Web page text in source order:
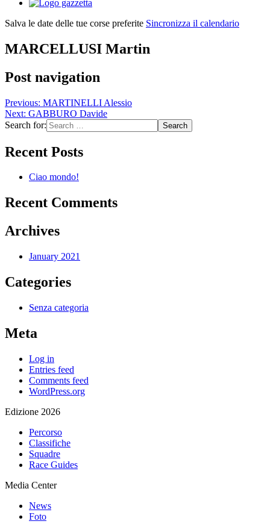
Salva le date delle tue corse preferite Sincronizza il calendario
MARCELLUSI Martin
Post navigation
Previous: MARTINELLI Alessio
Next: GABBURO Davide
Search for:
Recent Posts
Ciao mondo!
Recent Comments
Archives
January 2021
Categories
Senza categoria
Meta
Log in
Entries feed
Comments feed
WordPress.org
Edizione 2026
Percorso
Classifiche
Squadre
Race Guides
Media Center
News
Foto